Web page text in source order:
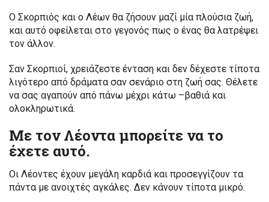
Ο Σκορπιός και ο Λέων θα ζήσουν μαζί μία πλούσια ζωή,
και αυτό οφείλεται στο γεγονός πως ο ένας θα λατρέψει
τον άλλον.
Σαν Σκορπιοί, χρειάζεστε ένταση και δεν δέχεστε τίποτα
λιγότερο από δράματα σαν σενάριο στη ζωή σας. Θέλετε
να σας αγαπούν από πάνω μέχρι κάτω –βαθιά και
ολοκληρωτικά.
Με τον Λέοντα μπορείτε να το
έχετε αυτό.
Οι Λέοντες έχουν μεγάλη καρδιά και προσεγγίζουν τα
πάντα με ανοιχτές αγκάλες. Δεν κάνουν τίποτα μικρό.